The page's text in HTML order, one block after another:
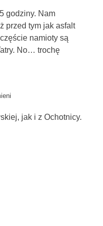
godziny. Nam
przed tym jak asfalt
namioty są
No… trochę
jak i z Ochotnicy.